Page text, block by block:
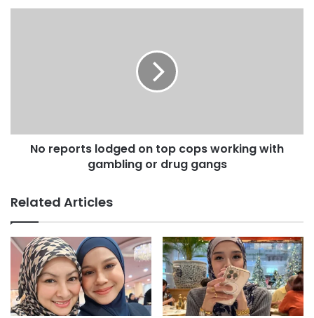
f
e
u
d
h
u
s
e
d
o
p
c
No reports lodged on top cops working with
gambling or drug gangs
Related Articles